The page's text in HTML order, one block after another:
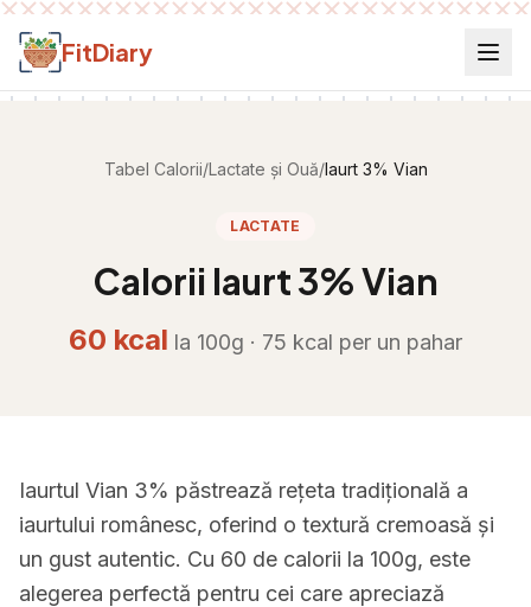
Salt la conținut
FitDiary
Tabel Calorii/Lactate și Ouă/Iaurt 3% Vian
LACTATE
Calorii Iaurt 3% Vian
60 kcal la 100g · 75 kcal per un pahar
Iaurtul Vian 3% păstrează rețeta tradițională a
iaurtului românesc, oferind o textură cremoasă și
un gust autentic. Cu 60 de calorii la 100g, este
alegerea perfectă pentru cei care apreciază